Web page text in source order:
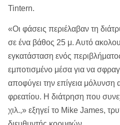
Tintern.
«Οι φάσεις περιέλαβαν τη
σε ένα βάθος 25 μ. Αυτό
εγκατάσταση ενός
εμποτισμένο μέσα για να
αποφύγει την επίγεια μόλυνση
φρεατίου. Η διάτρηση που
χιλ.,» εξηγεί το Mike James,